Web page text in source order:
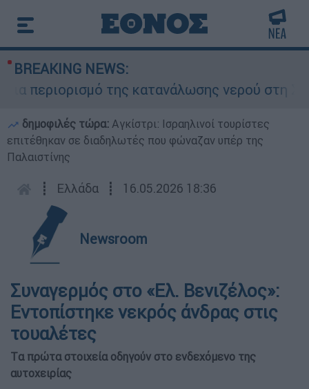
BREAKING NEWS:
περιορισμό της κατανάλωσης νερού στη
δημοφιλές τώρα: Αγκίστρι: Ισραηλινοί τουρίστες
επιτέθηκαν σε διαδηλωτές που φώναζαν υπέρ της
Παλαιστίνης
┋ Ελλάδα ┋ 16.05.2026 18:36
Newsroom
Συναγερμός στο «Ελ. Βενιζέλος»:
Εντοπίστηκε νεκρός άνδρας στις
τουαλέτες
Tα πρώτα στοιχεία οδηγούν στο ενδεχόμενο της
αυτοχειρίας